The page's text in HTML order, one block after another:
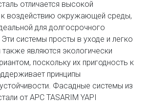
отличается высокой
воздействию окружающей среды,
для долгосрочного
системы просты в уходе и легко
являются экологически
поскольку их пригодность к
принципы
Фасадные системы из
от APC TASARIM YAPI